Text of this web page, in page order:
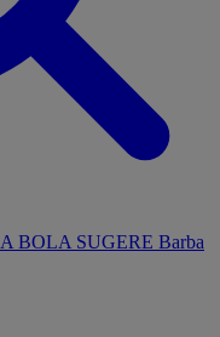
A BOLA SUGERE Barba